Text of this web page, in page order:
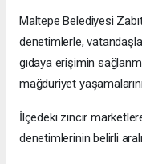
Maltepe Belediyesi
denetimlerle,
gıdaya erişimin
mağduriyet
İlçedeki zincir
denetimlerinin belirli